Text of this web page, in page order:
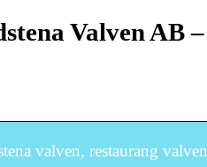
Valven AB
valven, restaurang